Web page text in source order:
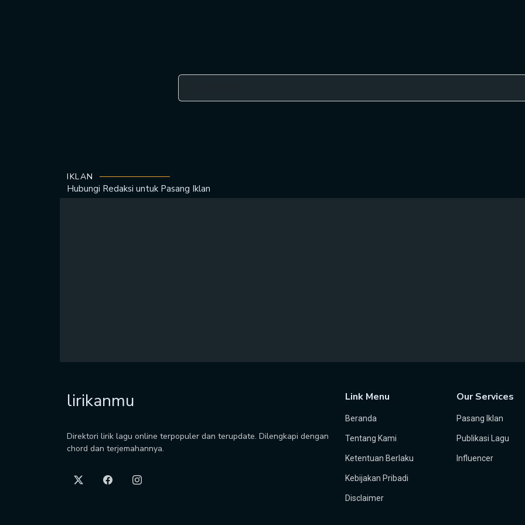
IKLAN
Hubungi Redaksi untuk Pasang Iklan
lirikanmu
Direktori lirik lagu online terpopuler dan terupdate. Dilengkapi dengan
chord dan terjemahannya.
Link Menu
Beranda
Tentang Kami
Ketentuan Berlaku
Kebijakan Pribadi
Disclaimer
Our Services
Pasang Iklan
Publikasi Lagu
Influencer